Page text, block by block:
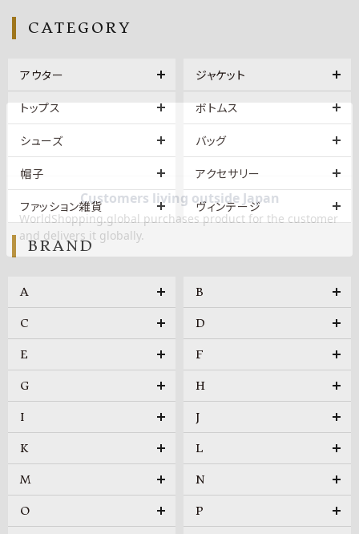
CATEGORY
アウター ジャケット
トップス ボトムス
シューズ バッグ
帽子 アクセサリー
ファッション雑貨 ヴィンテージ
BRAND
A B
C D
E F
G H
I J
K L
M N
O P